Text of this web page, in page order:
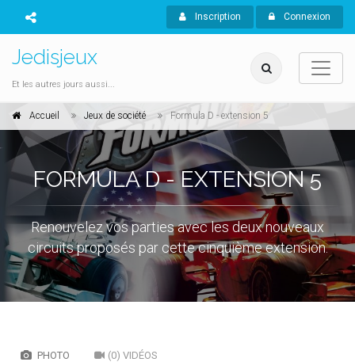
Inscription Connexion
Jedisjeux
Et les autres jours aussi...
Accueil Jeux de société Formula D - extension 5
FORMULA D - EXTENSION 5
Renouvelez vos parties avec les deux nouveaux
circuits proposés par cette cinquième extension.
PHOTO (0) VIDÉOS